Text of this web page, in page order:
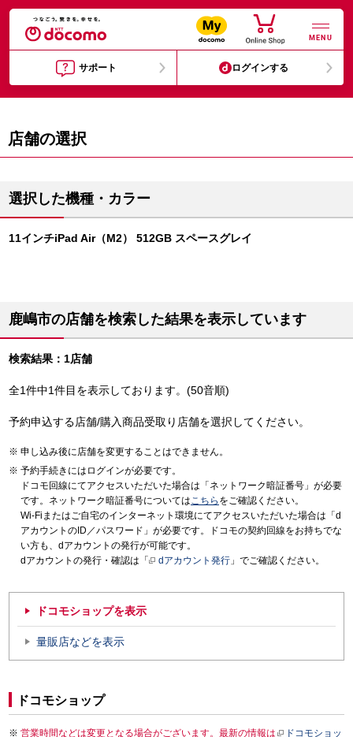
MENU
サポート ログインする
店舗の選択
選択した機種・カラー
11インチiPad Air（M2） 512GB スペースグレイ
鹿嶋市の店舗を検索した結果を表示しています
検索結果：1店舗
全1件中1件目を表示しております。(50音順)
予約申込する店舗/購入商品受取り店舗を選択してください。
申し込み後に店舗を変更することはできません。
予約手続きにはログインが必要です。
ドコモ回線にてアクセスいただいた場合は「ネットワーク暗証番号」が必要
です。ネットワーク暗証番号についてはこちら をご確認ください。
Wi-Fiまたはご自宅のインターネット環境にてアクセスいただいた場合は「d
アカウントのID／パスワード」が必要です。ドコモの契約回線をお持ちでな
い方も、dアカウントの発行が可能です。
dアカウントの発行・確認は「
dアカウント発行 」でご確認ください。
ドコモショップを表示
量販店などを表示
ドコモショップ
営業時間などは変更となる場合がございます。最新の情報は
ドコモショッ